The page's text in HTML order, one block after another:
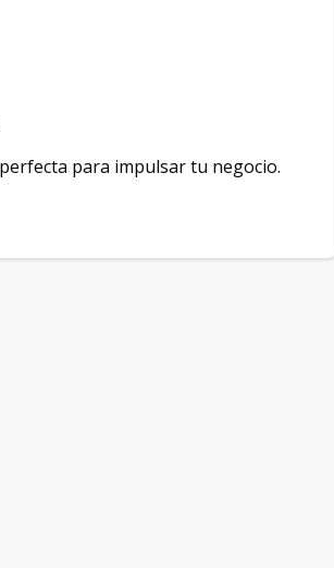
para impulsar tu negocio.